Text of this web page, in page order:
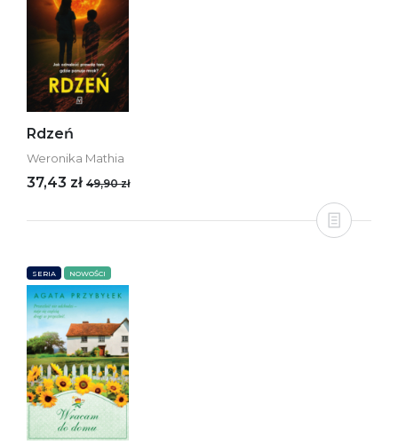
Rdzeń
Weronika Mathia
37,43 zł 49,90 zł
SERIA NOWOŚCI